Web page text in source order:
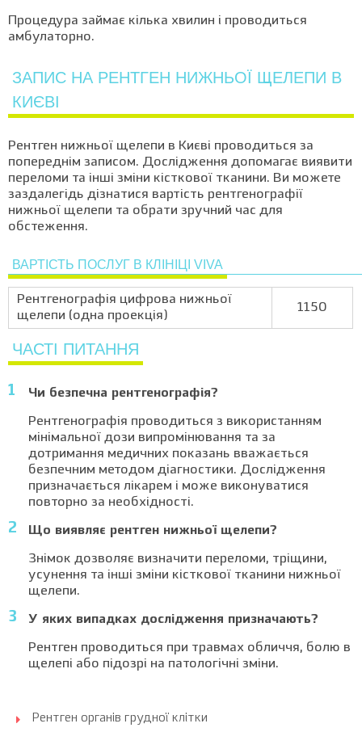
Процедура займає кілька хвилин і проводиться
амбулаторно.
ЗАПИС НА РЕНТГЕН НИЖНЬОЇ ЩЕЛЕПИ В
КИЄВІ
Рентген нижньої щелепи в Києві проводиться за
попереднім записом. Дослідження допомагає виявити
переломи та інші зміни кісткової тканини. Ви можете
заздалегідь дізнатися вартість рентгенографії
нижньої щелепи та обрати зручний час для
обстеження.
ВАРТІСТЬ ПОСЛУГ В КЛІНІЦІ VIVA
Рентгенографія цифрова нижньої
щелепи (одна проекція)
1150
ЧАСТІ ПИТАННЯ
Чи безпечна рентгенографія?
Рентгенографія проводиться з використанням
мінімальної дози випромінювання та за
дотримання медичних показань вважається
безпечним методом діагностики. Дослідження
призначається лікарем і може виконуватися
повторно за необхідності.
Що виявляє рентген нижньої щелепи?
Знімок дозволяє визначити переломи, тріщини,
усунення та інші зміни кісткової тканини нижньої
щелепи.
У яких випадках дослідження призначають?
Рентген проводиться при травмах обличчя, болю в
щелепі або підозрі на патологічні зміни.
Рентген органів грудної клітки